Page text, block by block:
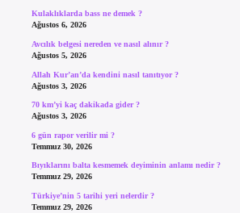
Kulaklıklarda bass ne demek ?
Ağustos 6, 2026
Avcılık belgesi nereden ve nasıl alınır ?
Ağustos 5, 2026
Allah Kur’an’da kendini nasıl tanıtıyor ?
Ağustos 3, 2026
70 km’yi kaç dakikada gider ?
Ağustos 3, 2026
6 gün rapor verilir mi ?
Temmuz 30, 2026
Bıyıklarını balta kesmemek deyiminin anlamı nedir ?
Temmuz 29, 2026
Türkiye’nin 5 tarihi yeri nelerdir ?
Temmuz 29, 2026